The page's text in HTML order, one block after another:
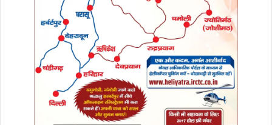
चतुर्वेदी, सरित चतुर्वेदी, डॉ कीर्ति पंत, सरीफ भारती, डॉक्टर
केवल कुमार, डॉ आरएन सिंह आशु टंडन, डॉ निमिषा
अग्रवाल, मयंक शर्मा, पवन बक्शी, मनीष अग्रवाल, मनोज
कौशिक, शुभम अग्रवाल, निधि अग्रवाल, मालाणी शर्मा,
प्रदीप चौहान, लता शर्मा, चेतन अरोरा, लक्ष्मी गर्ग, डॉक्टर